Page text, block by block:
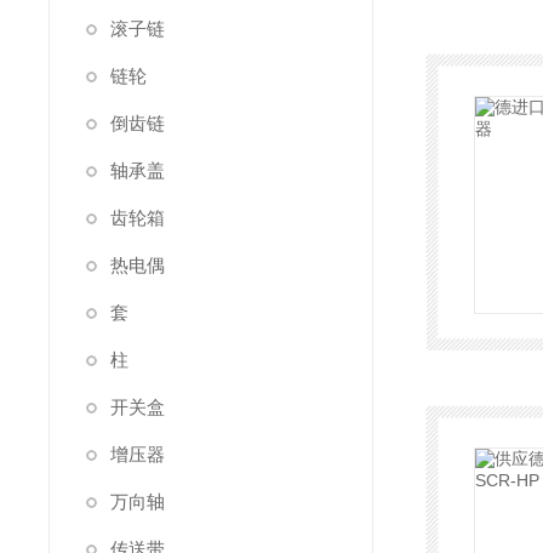
滚子链
链轮
倒齿链
轴承盖
齿轮箱
热电偶
套
柱
开关盒
增压器
万向轴
传送带